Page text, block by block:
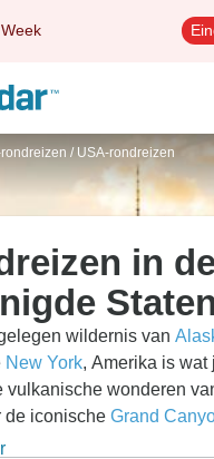
/ USA-rondreizen
in
Staten
wildernis van
New York, Amerika is wat
vulkanische wonderen
de iconische Grand
cruise langs